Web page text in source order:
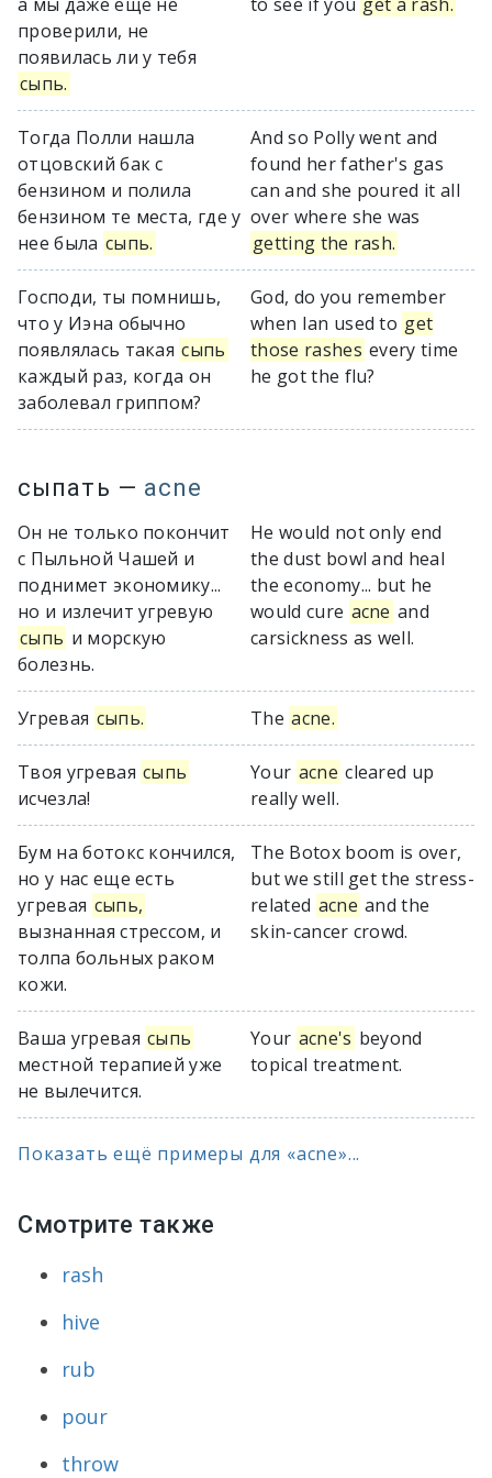
проверили, не
появилась ли у тебя
сыпь.
Тогда Полли нашла
отцовский бак с
бензином и полила
бензином те места, где у
нее была сыпь.
And so Polly went and
found her father's gas
can and she poured it all
over where she was
getting the rash.
Господи, ты помнишь,
что у Иэна обычно
появлялась такая сыпь
каждый раз, когда он
заболевал гриппом?
God, do you remember
when Ian used to get
those rashes every time
he got the flu?
сыпать — acne
Он не только покончит
с Пыльной Чашей и
поднимет экономику...
но и излечит угревую
сыпь и морскую
болезнь.
He would not only end
the dust bowl and heal
the economy... but he
would cure acne and
carsickness as well.
Угревая сыпь. The acne.
Твоя угревая сыпь
исчезла!
Your acne cleared up
really well.
Бум на ботокс кончился,
но у нас еще есть
угревая сыпь,
вызнанная стрессом, и
толпа больных раком
кожи.
The Botox boom is over,
but we still get the stress-
related acne and the
skin-cancer crowd.
Ваша угревая сыпь
местной терапией уже
не вылечится.
Your acne's beyond
topical treatment.
Показать ещё примеры для «acne»...
Смотрите также
rash
hive
rub
pour
throw